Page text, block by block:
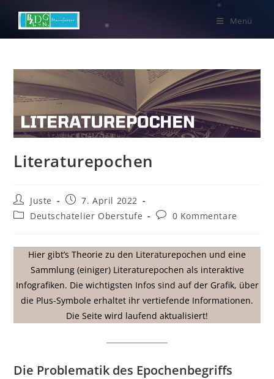
Inhalt
springen
Menü
Literaturepochen
Beitrags-
Autor:
Juste
Beitrag
veröffentlicht:
7. April 2022
Beitrags-
Deutschatelier Oberstufe
Beitrags-
0 Kommentare
Hier gibt’s Theorie zu den Literaturepochen und eine
Sammlung (einiger) Literaturepochen als interaktive
Infografiken. Die wichtigsten Infos sind auf der Grafik, über
die Plus-Symbole erhaltet ihr vertiefende Informationen.
Die Seite wird laufend aktualisiert!
Die Problematik des Epochenbegriffs